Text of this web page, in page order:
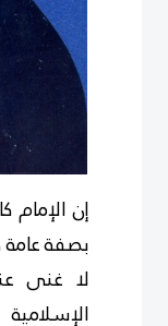
إن الإمام
بصفة
لا غنى